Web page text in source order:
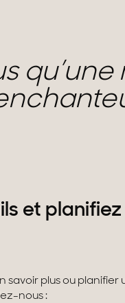
et planifiez
plus ou planifier
nous :